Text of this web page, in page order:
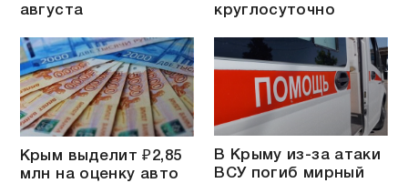
августа
круглосуточно
Крым выделит ₽2,85
млн на оценку авто
В Крыму из-за атаки
ВСУ погиб мирный